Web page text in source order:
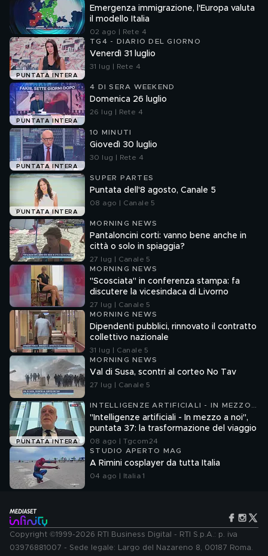
Emergenza immigrazione, l'Europa valuta
il modello Italia
02 ago | Rete 4
PUNTATA INTERA
TG4 - DIARIO DEL GIORNO
Venerdì 31 luglio
31 lug | Rete 4
PUNTATA INTERA
4 DI SERA WEEKEND
Domenica 26 luglio
26 lug | Rete 4
PUNTATA INTERA
10 MINUTI
Giovedì 30 luglio
30 lug | Rete 4
PUNTATA INTERA
SUPER PARTES
Puntata dell'8 agosto, Canale 5
08 ago | Canale 5
MORNING NEWS
Pantaloncini corti: vanno bene anche in
città o solo in spiaggia?
27 lug | Canale 5
MORNING NEWS
"Scosciata" in conferenza stampa: fa
discutere la vicesindaca di Livorno
27 lug | Canale 5
MORNING NEWS
Dipendenti pubblici, rinnovato il contratto
collettivo nazionale
31 lug | Canale 5
MORNING NEWS
Val di Susa, scontri al corteo No Tav
27 lug | Canale 5
PUNTATA INTERA
INTELLIGENZE ARTIFICIALI - IN MEZZO
A NOI
"Intelligenze artificiali - In mezzo a noi",
puntata 37: la trasformazione del viaggio
08 ago | Tgcom24
STUDIO APERTO MAG
A Rimini cosplayer da tutta Italia
04 ago | Italia 1
Copyright ©1999-2026 RTI Business Digital - RTI S.p.A.: p. iva
03976881007 - Sede legale: Largo del Nazareno 8, 00187 Roma.